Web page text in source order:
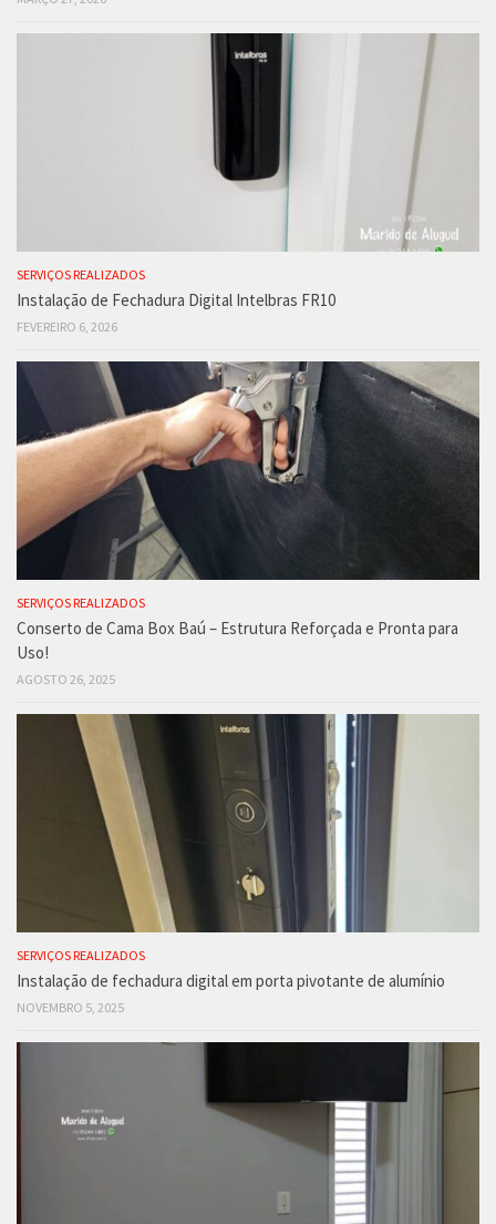
SERVIÇOS REALIZADOS
Instalação de Fechadura Digital Intelbras FR10
FEVEREIRO 6, 2026
SERVIÇOS REALIZADOS
Conserto de Cama Box Baú – Estrutura Reforçada e Pronta para
Uso!
AGOSTO 26, 2025
SERVIÇOS REALIZADOS
Instalação de fechadura digital em porta pivotante de alumínio
NOVEMBRO 5, 2025